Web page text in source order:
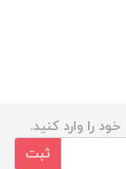
را وارد کنید.
ثبت